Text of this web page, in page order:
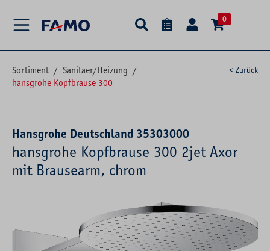
0
Sortiment / Sanitaer/Heizung /
hansgrohe Kopfbrause 300
< Zurück
Hansgrohe Deutschland 35303000
hansgrohe Kopfbrause 300 2jet Axor
mit Brausearm, chrom